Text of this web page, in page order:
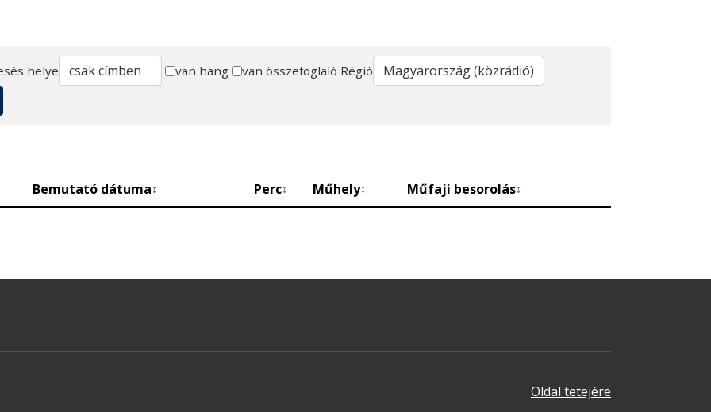
helye van hang van összefoglaló Régió
Bemutató dátuma↕ Perc↕ Műhely↕ Műfaji besorolás↕
Oldal tetejére